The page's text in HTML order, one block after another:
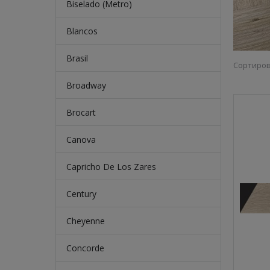
Biselado (Metro)
Blancos
Brasil
Broadway
Brocart
Canova
Capricho De Los Zares
Century
Cheyenne
Concorde